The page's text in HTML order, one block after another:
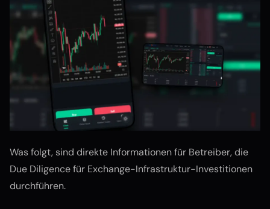
Was folgt, sind direkte Informationen für Betreiber, die
Due Diligence für Exchange-Infrastruktur-Investitionen
durchführen.